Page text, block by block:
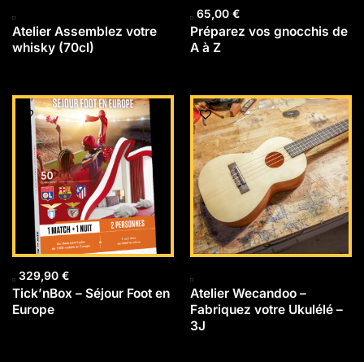
Atelier Assemblez votre
whisky (70cl)
65,00 €
Préparez vos gnocchis de
A à Z
329,90 €
Tick’nBox – Séjour Foot en
Europe
Atelier Wecandoo –
Fabriquez votre Ukulélé –
3J